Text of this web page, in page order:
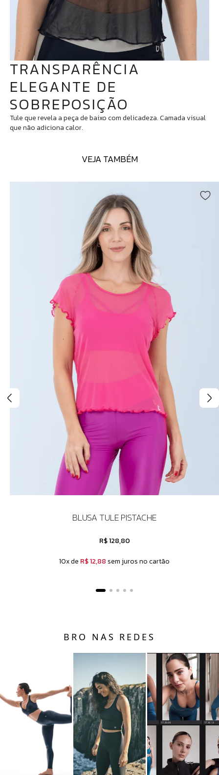
TRANSPARÊNCIA
ELEGANTE DE
SOBREPOSIÇÃO
Tule que revela a peça de baixo com delicadeza. Camada visual
que não adiciona calor.
VEJA TAMBÉM
BLUSA TULE PISTACHE
R$ 128,80
10x de R$ 12,88 sem juros no cartão
BRO NAS REDES